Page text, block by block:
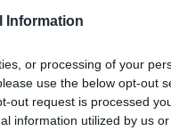
Information
or processing of your
use the below opt-out
out request is processed
information utilized by us
pagrieziens, miglinieks). Es vairāk